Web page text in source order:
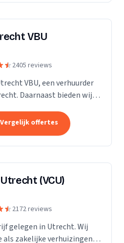
VBU
2405 reviews
VBU, een verhuurder
Daarnaast bieden wij
Vergelijk offertes
(VCU)
2172 reviews
gelegen in Utrecht. Wij
zakelijke verhuizingen.